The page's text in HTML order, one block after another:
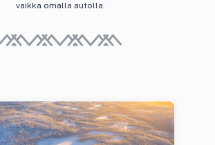
vaikka omalla autolla.